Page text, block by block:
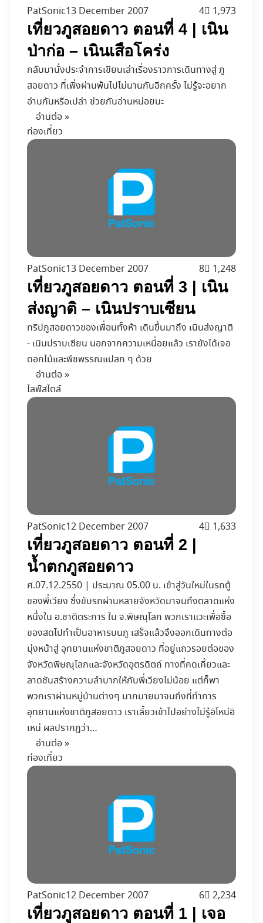
PatSonic13 December 2007 4 1,973
เที่ยวภูสอยดาว ตอนที่ 4 | เนิน
ป่าก่อ – เนินเสือโคร่ง
กลับมานั่งประจำการเขียนเล่าเรื่องราวการเดินทางสู่ ภู
สอยดาว ที่เพิ่งผ่านพ้นไปไม่นานกันอีกครั้ง ไม่รู้จะอยาก
อ่านกันหรือเปล่า ช่วยกันอ่านหน่อยนะ
อ่านต่อ »
ท่องเที่ยว
PatSonic13 December 2007 8 1,248
เที่ยวภูสอยดาว ตอนที่ 3 | เนิน
ส่งญาติ – เนินปราบเซียน
ทริปภูสอยดาวของเพื่อนทั้งห้า เดินขึ้นมาถึง เนินส่งญาติ
- เนินปราบเซียน นอกจากความเหนื่อยแล้ว เรายังได้เจอ
ดอกไม้และพืชพรรณแปลก ๆ ด้วย
อ่านต่อ »
ไลฟ์สไตล์
PatSonic12 December 2007 4 1,633
เที่ยวภูสอยดาว ตอนที่ 2 |
น้ำตกภูสอยดาว
ศ.07.12.2550 | ประมาณ 05.00 น. เข้าสู่วันใหม่ในรถตู้
ของพี่เวียง ซึ่งขับรถผ่านหลายจังหวัดมาจนถึงตลาดแห่ง
หนึ่งใน อ.ชาติตระการ ใน จ.พิษณุโลก พวกเราแวะเพื่อซื้อ
ของสดไปทำเป็นอาหารบนภู เสร็จแล้วจึงออกเดินทางต่อ
มุ่งหน้าสู่ อุทยานแห่งชาติภูสอยดาว ที่อยู่แถวรอยต่อของ
จังหวัดพิษณุโลกและจังหวัดอุตรดิตถ์ ทางที่คดเคี้ยวและ
ลาดชันสร้างความลำบากให้กับพี่เวียงไม่น้อย แต่ก็พา
พวกเราผ่านหมู่บ้านต่างๆ มากมายมาจนถึงที่ทำการ
อุทยานแห่งชาติภูสอยดาว เราเลี้ยวเข้าไปอย่างไม่รู้อิโหน่อิ
เหน่ ผลปรากฏว่า…
อ่านต่อ »
ท่องเที่ยว
PatSonic12 December 2007 6 2,234
เที่ยวภูสอยดาว ตอนที่ 1 | เจอ